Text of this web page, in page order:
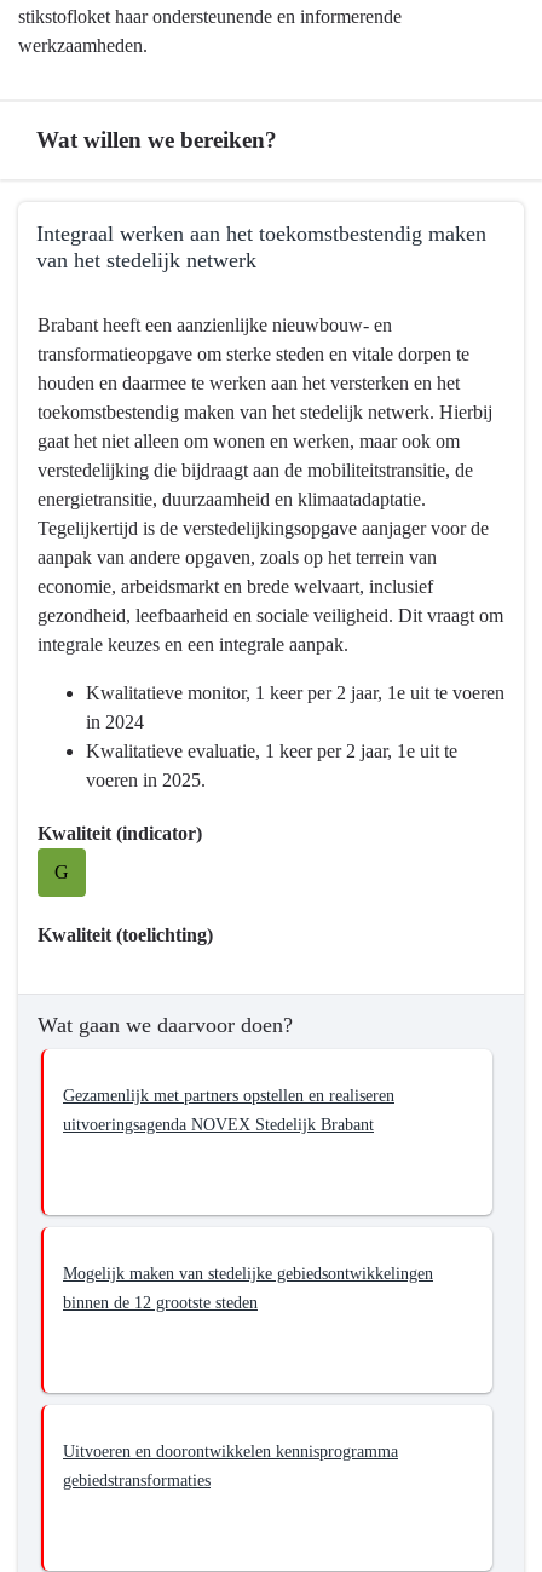
stikstofloket haar ondersteunende en informerende
werkzaamheden.
Wat willen we bereiken?
navigatie
Programma
Ruimte
wonen
willen
bereiken?
Integraal werken aan het toekomstbestendig maken
van het stedelijk netwerk
naar
navigatie
Programma
Ruimte
wonen
Wat
willen
we
bereiken?
het
toekomstbestendig
maken
het
Brabant heeft een aanzienlijke nieuwbouw- en
transformatieopgave om sterke steden en vitale dorpen te
houden en daarmee te werken aan het versterken en het
toekomstbestendig maken van het stedelijk netwerk. Hierbij
gaat het niet alleen om wonen en werken, maar ook om
verstedelijking die bijdraagt aan de mobiliteitstransitie, de
energietransitie, duurzaamheid en klimaatadaptatie.
Tegelijkertijd is de verstedelijkingsopgave aanjager voor de
aanpak van andere opgaven, zoals op het terrein van
economie, arbeidsmarkt en brede welvaart, inclusief
gezondheid, leefbaarheid en sociale veiligheid. Dit vraagt om
integrale keuzes en een integrale aanpak.
Kwalitatieve monitor, 1 keer per 2 jaar, 1e uit te voeren
in 2024
Kwalitatieve evaluatie, 1 keer per 2 jaar, 1e uit te
voeren in 2025.
Kwaliteit (indicator)
G
Kwaliteit (toelichting)
Wat gaan we daarvoor doen?
Gezamenlijk met partners opstellen en realiseren
uitvoeringsagenda NOVEX Stedelijk Brabant
Mogelijk maken van stedelijke gebiedsontwikkelingen
binnen de 12 grootste steden
Uitvoeren en doorontwikkelen kennisprogramma
gebiedstransformaties